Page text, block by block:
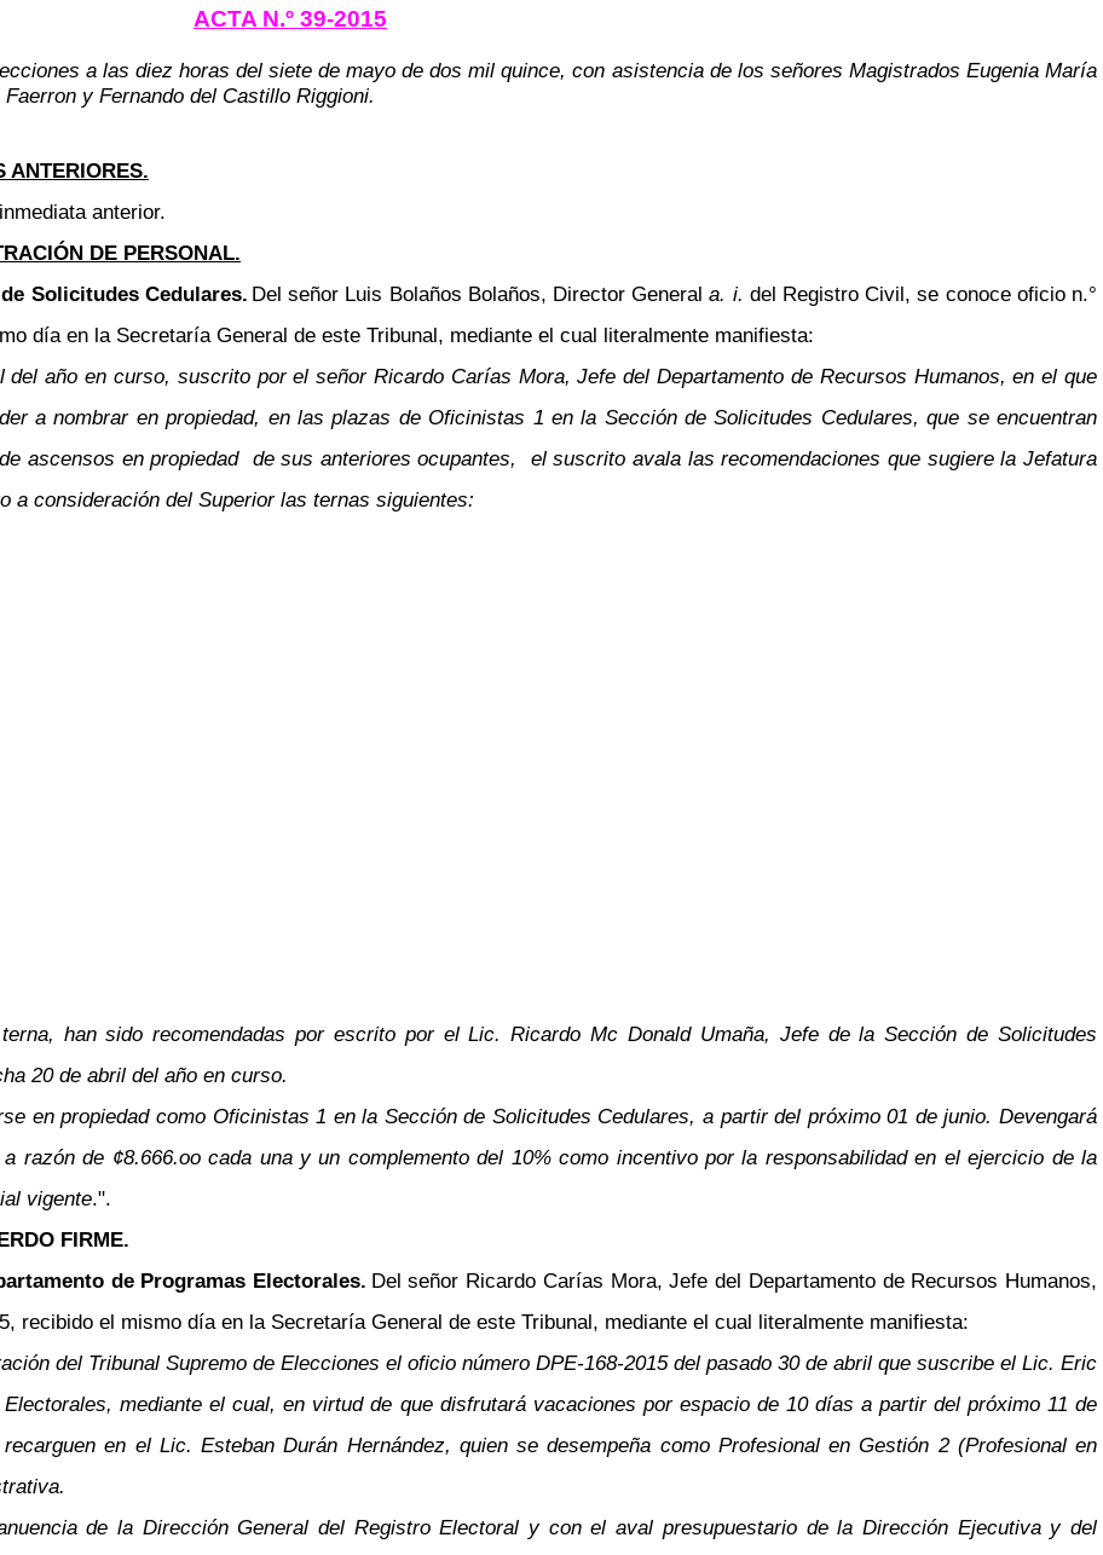
ACTA N.º 39-2015
a las diez horas del siete de mayo de dos mil quince, con asistencia de los señores Magistrados Eugenia María
y Fernando del Castillo Riggioni.
ANTERIORES.
anterior.
DE PERSONAL.
Solicitudes Cedulares. Del señor Luis Bolaños Bolaños, Director Generala. i. del Registro Civil, se conoce oficio n.°
día en la Secretaría General de este Tribunal, mediante el cual literalmente manifiesta:
año en curso, suscrito por el señor Ricardo Carías Mora, Jefe del Departamento de Recursos Humanos, en el que
a nombrar en propiedad, en las plazas de Oficinistas 1 en la Sección de Solicitudes Cedulares, que se encuentran
ascensos en propiedad de sus anteriores ocupantes, el suscrito avala las recomendaciones que sugiere la Jefatura
a consideración del Superior las ternas siguientes:
han sido recomendadas por escrito por el Lic. Ricardo Mc Donald Umaña, Jefe de la Sección de Solicitudes
20 de abril del año en curso.
en propiedad como Oficinistas 1 en la Sección de Solicitudes Cedulares, a partir del próximo 01 de junio. Devengará
razón de ¢8.666.oo cada una y un complemento del 10% como incentivo por la responsabilidad en el ejercicio de la
vigente.".
FIRME.
de Programas Electorales. Del señor Ricardo Carías Mora, Jefe del Departamento de Recursos Humanos,
recibido el mismo día en la Secretaría General de este Tribunal, mediante el cual literalmente manifiesta:
del Tribunal Supremo de Elecciones el oficio número DPE-168-2015 del pasado 30 de abril que suscribe el Lic. Eric
mediante el cual, en virtud de que disfrutará vacaciones por espacio de 10 días a partir del próximo 11 de
en el Lic. Esteban Durán Hernández, quien se desempeña como Profesional en Gestión 2 (Profesional en
de la Dirección General del Registro Electoral y con el aval presupuestario de la Dirección Ejecutiva y del